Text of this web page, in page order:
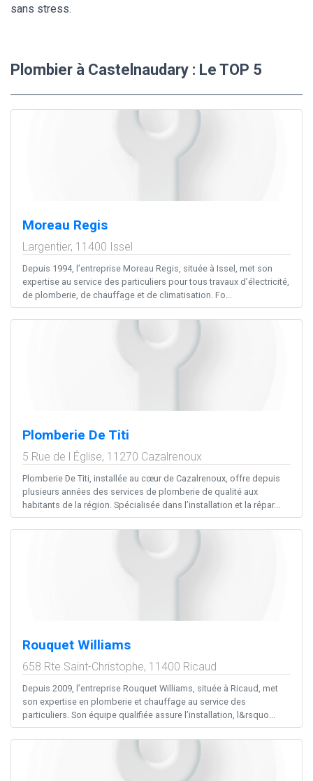
sans stress.
Plombier à Castelnaudary : Le TOP 5
Moreau Regis
Largentier, 11400 Issel
Depuis 1994, l’entreprise Moreau Regis, située à Issel, met son
expertise au service des particuliers pour tous travaux d’électricité,
de plomberie, de chauffage et de climatisation. Fo...
Plomberie De Titi
5 Rue de l Église, 11270 Cazalrenoux
Plomberie De Titi, installée au cœur de Cazalrenoux, offre depuis
plusieurs années des services de plomberie de qualité aux
habitants de la région. Spécialisée dans l’installation et la répar...
Rouquet Williams
658 Rte Saint-Christophe, 11400 Ricaud
Depuis 2009, l’entreprise Rouquet Williams, située à Ricaud, met
son expertise en plomberie et chauffage au service des
particuliers. Son équipe qualifiée assure l’installation, l&rsquo...